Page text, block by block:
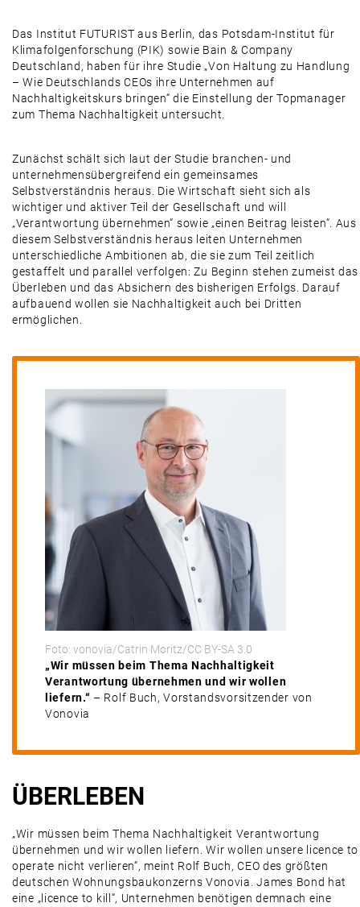
Das Institut FUTURIST aus Berlin, das Potsdam-Institut für
Klimafolgenforschung (PIK) sowie Bain & Company
Deutschland, haben für ihre Studie „Von Haltung zu Handlung
– Wie Deutschlands CEOs ihre Unternehmen auf
Nachhaltigkeitskurs bringen“ die Einstellung der Topmanager
zum Thema Nachhaltigkeit untersucht.
Zunächst schält sich laut der Studie branchen- und
unternehmensübergreifend ein gemeinsames
Selbstverständnis heraus. Die Wirtschaft sieht sich als
wichtiger und aktiver Teil der Gesellschaft und will
„Verantwortung übernehmen“ sowie „einen Beitrag leisten“. Aus
diesem Selbstverständnis heraus leiten Unternehmen
unterschiedliche Ambitionen ab, die sie zum Teil zeitlich
gestaffelt und parallel verfolgen: Zu Beginn stehen zumeist das
Überleben und das Absichern des bisherigen Erfolgs. Darauf
aufbauend wollen sie Nachhaltigkeit auch bei Dritten
ermöglichen.
Foto: vonovia/Catrin Moritz/CC BY-SA 3.0
„Wir müssen beim Thema Nachhaltigkeit
Verantwortung übernehmen und wir wollen
liefern.“ – Rolf Buch, Vorstandsvorsitzender von
Vonovia
ÜBERLEBEN
„Wir müssen beim Thema Nachhaltigkeit Verantwortung
übernehmen und wir wollen liefern. Wir wollen unsere licence to
operate nicht verlieren“, meint Rolf Buch, CEO des größten
deutschen Wohnungsbaukonzerns Vonovia. James Bond hat
eine „licence to kill“, Unternehmen benötigen demnach eine